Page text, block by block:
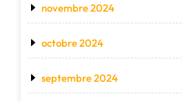
novembre 2024
octobre 2024
septembre 2024